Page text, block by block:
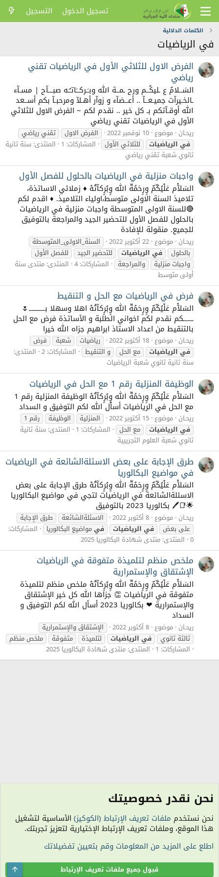
تسجيل الدخول التسجيل
الكلمات الدلالية
في الرياضيات
الفرض الاول للثلاثي الأول في الرياضيات تقني
رياضي
السَــلامُ ع ـليكُــم ورح ـمــة الله وبـَـركــَاتـُـه صبـــآح | مسـآء
ـالخـيرآت جميـعــآ .. أعــضآء و زوآر أهـلآ ومرحبـآ بكم أســعد
الله أوقـآتكم بـ كل خير .. نقدم لكم ~ الفرض الاول للثلاثي
الأول في الرياضيات تقني رياضي
ريحـان موضوع 10 نوفمبر 2022 الفرض الاول
تقني رياضي
فيالرياضيات للثلاثي الأول المشاركات: 1 المنتدى: سنة ثانية
ثانوي شعبة تقني رياضي
واجبات منزلية في الرياضيات بالحلول للفصل الأول
السَلآْم عَلْيُكّمٌ وٍرٍحَمُةّ الله وٍبُرٍكآتُهْ ♦ زملائي الاساتذة،
تلاميذ السنة الاولى متوسط،اولياء التلاميذ. ♦ اقدم لكم
🔴للسنة الاولى المتوسطة واجبات منزلية في الرياضيات
بالحلول للفصل الأول للتحضير الجيد والمراجعة بالتوفيق
للجميع. منقولة للإفادة
ريحـان موضوع 22 أكتوبر 2022
السنة_الاولى_المتوسطة
بالحلول
فيالرياضيات للتحضير الجيد
للفصل الأول
واجبات منزلية
والمراجعة المشاركات: 4 المنتدى: منتدى سنة
أولى متوسط
فرض في الرياضيات مع الحل و التنقيط
السَلآْم عَلْيُكّمٌ وٍرٍحَمُةّ الله وٍبُرٍكآتُهْ اهلا وسهلا بـــــــــــ🌷
ـــــــكم نقدم لكم اخواني الطلبة و الأساتذة فرض مع الحل
بالتنقيط من اعداد الاستاذ ابراهيم جزاه الله خيرا
ريحـان موضوع 18 أكتوبر 2022 رياضيات شعبة
فرض
في الرياضيات مع الحل و التنقيط المشاركات: 2
المنتدى:
سنة ثانية ثانوي شعبة الرياضيات
الوظيفة المنزلية رقم 1 مع الحل في الرياضيات
السَلآْم عَلْيُكّمٌ وٍرٍحَمُةّ الله وٍبُرٍكآتُهْ الوظيفة المنزلية رقم 1
مع الحل في الرياضيات أسأل الله لكم التوفيق و السداد
ريحـان موضوع 15 أكتوبر 2022 المنزلية الوظيفة
رقم 1
في الرياضيات مع الحل المشاركات: 1 المنتدى: سنة ثانية
ثانوي شعبة العلوم التجريبية
طرق الإجابة على بعض الاسئلةالشائعة في الرياضيات
في مواضيع البكالوريا
السَلآْم عَلْيُكّمٌ وٍرٍحَمُةّ الله وٍبُرٍكآتُهْ طرق الإجابة على بعض
الاسئلةالشائعة في الرياضيات لتجي في مواضيع البكالوريا
🌟📑🖊️ بكالوريا 2023 بالتوفيق
ريحـان موضوع 8 أكتوبر 2022 الاسئلةالشائعة
طرق الإجابة
على بعض
فيالرياضيات فيمواضيع البكالوريا
المشاركات:
0 المنتدى: منتدى شهادة البكالوريا 2025
ملخص منظم لتلميذة متفوقة في الرياضيات
الإشتقاق والإستمرارية
السَلآْم عَلْيُكّمٌ وٍرٍحَمُةّ الله وٍبُرٍكآتُهْ ملخص منظم لتلميذة
متفوقة في الرياضيات 👏 جزاها الله كل خير الإشتقاق
والإستمرارية ❤ بكالوريا 2023 أسأل الله لكم التوفيق و
السداد
ريحـان موضوع 8 أكتوبر 2022
الإشتقاق والإستمرارية
ثالثة ثانوي
فيالرياضيات لتلميذة متفوقة
ملخص منظم
المشاركات: 1
المنتدى: منتدى شهادة البكالوريا 2025
الكلمات الدلالية
الكوكيز
المنتدى غير مسؤول عن أي اتفاق تجاري أو تعاوني بين الأعضاء، فعلى كل شخص تحمل
نحن نقدر خصوصيتك
نحن نستخدم ملفات تعريف الإرتباط (الكوكيز) الأساسية لتشغيل
هذا الموقع، وملفات تعريف الإرتباط الإختيارية لتعزيز تجربتك.
اطلع على المزيد من المعلومات وقم بتعيين تفضيلاتك
قبول جميع ملفات تعريف الإرتباط